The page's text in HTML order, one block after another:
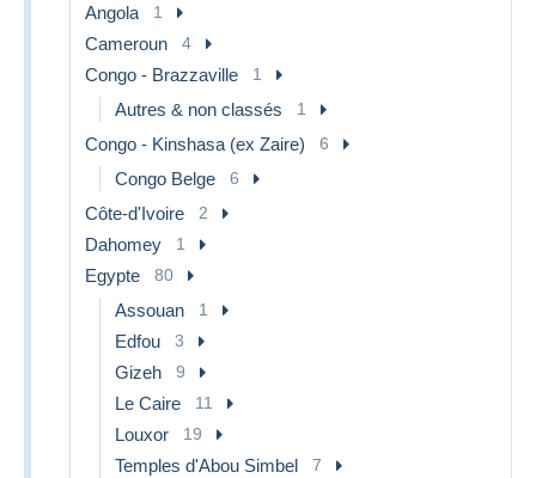
Angola 1
Cameroun 4
Congo - Brazzaville 1
Autres & non classés 1
Congo - Kinshasa (ex Zaire) 6
Congo Belge 6
Côte-d'Ivoire 2
Dahomey 1
Egypte 80
Assouan 1
Edfou 3
Gizeh 9
Le Caire 11
Louxor 19
Temples d'Abou Simbel 7